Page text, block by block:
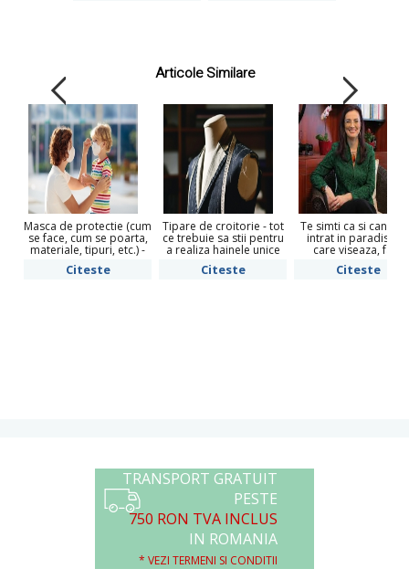
Articole Similare
Masca de protectie (cum
se face, cum se poarta,
materiale, tipuri, etc.) -
Informatii utile pentru
cetatenii responsabili!
Citeste
Tipare de croitorie - tot
ce trebuie sa stii pentru
a realiza hainele unice
pe care ti le doresti
Citeste
Te simti ca si cand ai
intrat in paradisul la
care viseaza, fara
indoiala, orice fetita
Testimonial Cecilia
Citeste
TRANSPORT GRATUIT
PESTE
750 RON TVA INCLUS
IN ROMANIA
* VEZI TERMENI SI CONDITII